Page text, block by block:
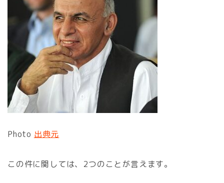
Photo 出典元
この件に関しては、2つのことが言えます。